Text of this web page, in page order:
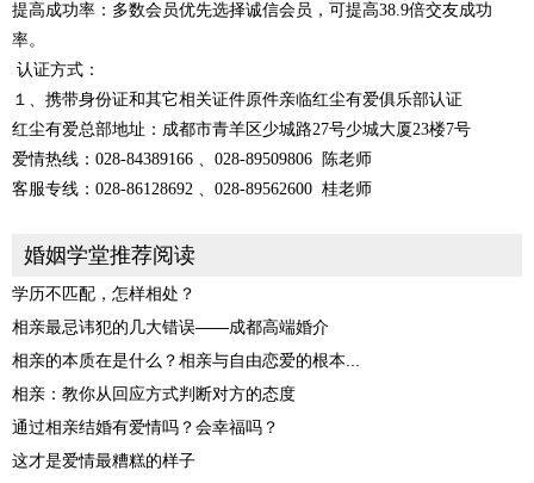
提高成功率：多数会员优先选择诚信会员，可提高38.9倍交友成功
率。
认证方式：
１、携带身份证和其它相关证件原件亲临红尘有爱俱乐部认证
红尘有爱总部地址：成都市青羊区少城路27号少城大厦23楼7号
爱情热线：028-84389166 、028-89509806 陈老师
客服专线：028-86128692 、028-89562600 桂老师
婚姻学堂推荐阅读
学历不匹配，怎样相处？
相亲最忌讳犯的几大错误——成都高端婚介
相亲的本质在是什么？相亲与自由恋爱的根本...
相亲：教你从回应方式判断对方的态度
通过相亲结婚有爱情吗？会幸福吗？
这才是爱情最糟糕的样子